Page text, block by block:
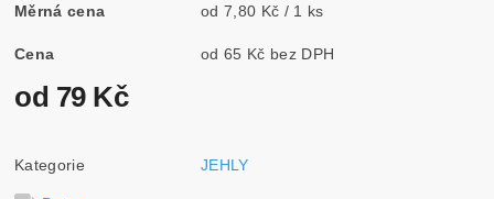
Měrná cena od 7,80 Kč / 1 ks
Cena od 65 Kč bez DPH
od 79 Kč
Kategorie JEHLY